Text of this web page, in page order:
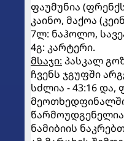
ფაუმუნია
კაინო, მაქოა
7ლ: ნაჰოლო,
4გ: კარტერი.
მსაჯი: პასკალ
ჩვენს ჯგუფში
სძლია - 43:16 და,
ნამიბიის